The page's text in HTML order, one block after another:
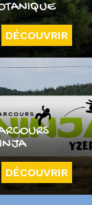
DÉCOUVRIR
DÉCOUVRIR